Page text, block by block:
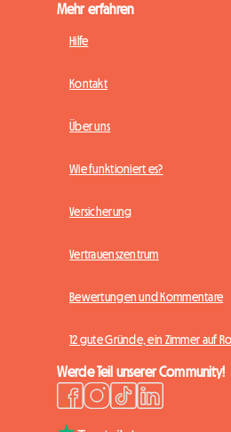
Mehr erfahren
Hilfe
Kontakt
Über uns
Wie funktioniert es?
Versicherung
Vertrauenszentrum
Bewertungen und Kommentare
12 gute Gründe, ein Zimmer auf
Werde Teil unserer Community!